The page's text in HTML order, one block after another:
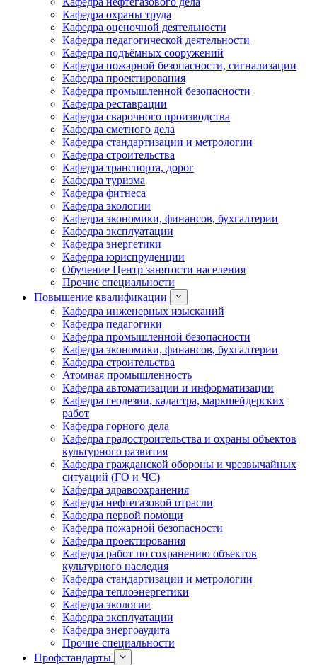
Кафедра охраны труда
Кафедра оценочной деятельности
Кафедра педагогической деятельности
Кафедра подъёмных сооружений
Кафедра пожарной безопасности, сигнализации
Кафедра проектирования
Кафедра промышленной безопасности
Кафедра реставрации
Кафедра сварочного производства
Кафедра сметного дела
Кафедра стандартизации и метрологии
Кафедра строительства
Кафедра транспорта, дорог
Кафедра туризма
Кафедра фитнеса
Кафедра экологии
Кафедра экономики, финансов, бухгалтерии
Кафедра эксплуатации
Кафедра энергетики
Кафедра юриспруденции
Обучение Центр занятости населения
Прочие специальности
Повышение квалификации
Кафедра инженерных изысканий
Кафедра педагогики
Кафедра промышленной безопасности
Кафедра экономики, финансов, бухгалтерии
Кафедра строительства
Атомная промышленность
Кафедра автоматизации и информатизации
Кафедра геодезии, кадастра, маркшейдерских
работ
Кафедра горного дела
Кафедра градостроительства и охраны объектов
культурного развития
Кафедра гражданской обороны и чрезвычайных
ситуаций (ГО и ЧС)
Кафедра здравоохранения
Кафедра нефтегазовой отрасли
Кафедра первой помощи
Кафедра пожарной безопасности
Кафедра проектирования
Кафедра работ по сохранению объектов
культурного наследия
Кафедра стандартизации и метрологии
Кафедра теплоэнергетики
Кафедра экологии
Кафедра эксплуатации
Кафедра энергоаудита
Прочие специальности
Профстандарты